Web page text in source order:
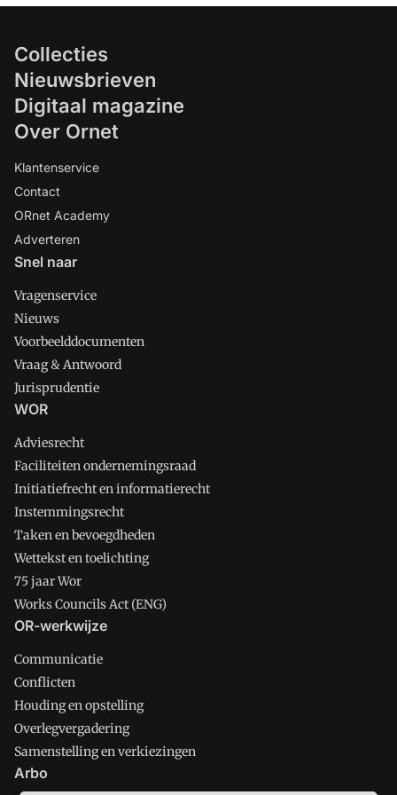
Collecties
Nieuwsbrieven
Digitaal magazine
Over Ornet
Klantenservice
Contact
ORnet Academy
Adverteren
Snel naar
Vragenservice
Nieuws
Voorbeelddocumenten
Vraag & Antwoord
Jurisprudentie
WOR
Adviesrecht
Faciliteiten ondernemingsraad
Initiatiefrecht en informatierecht
Instemmingsrecht
Taken en bevoegdheden
Wettekst en toelichting
75 jaar Wor
Works Councils Act (ENG)
OR-werkwijze
Communicatie
Conflicten
Houding en opstelling
Overlegvergadering
Samenstelling en verkiezingen
Arbo